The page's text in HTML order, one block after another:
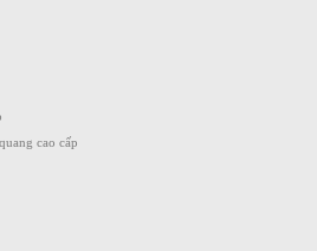
cao cấp